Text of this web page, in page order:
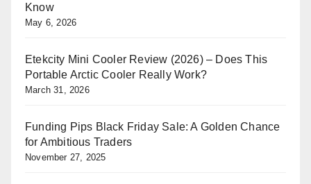
Know
May 6, 2026
Etekcity Mini Cooler Review (2026) – Does This
Portable Arctic Cooler Really Work?
March 31, 2026
Funding Pips Black Friday Sale: A Golden Chance
for Ambitious Traders
November 27, 2025